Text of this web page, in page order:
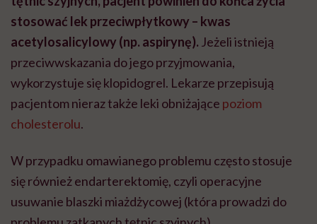
stosować lek przeciwpłytkowy – kwas
acetylosalicylowy (np. aspirynę). Jeżeli istnieją
przeciwwskazania do jego przyjmowania,
wykorzystuje się klopidogrel. Lekarze przepisują
pacjentom nieraz także leki obniżające poziom
cholesterolu.
W przypadku omawianego problemu często stosuje
się również endarterektomię, czyli operacyjne
usuwanie blaszki miażdżycowej (która prowadzi do